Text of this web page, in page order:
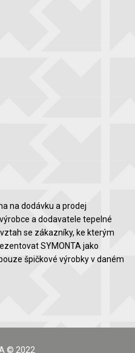
na dodávku a prodej
a dodavatele tepelné
se zákazníky, ke kterým
SYMONTA jako
špičkové výrobky v daném
© 2022